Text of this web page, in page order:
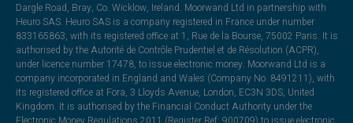
Dargle Road, Bray, Co. Wicklow, Ireland. Moorwand Ltd in partnership with
Heuro SAS. Heuro SAS is a company registered in France under number
833165863, with its registered office at 1, Rue de la Bourse, 75002 Paris. It is
authorised by the Autorité de Contrôle Prudentiel et de Résolution (ACPR),
under licence number 17478, to issue electronic money. Moorwand Ltd is a
company incorporated in England and Wales (Company No. 8491211), with
its registered office at Fora, 3 Lloyds Avenue, London, EC3N 3DS, United
Kingdom. It is authorised by the Financial Conduct Authority under the